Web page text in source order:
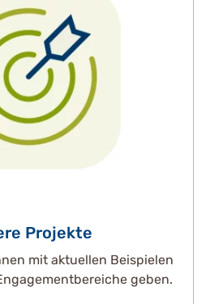
Projekte
mit aktuellen Beispielen
geben.